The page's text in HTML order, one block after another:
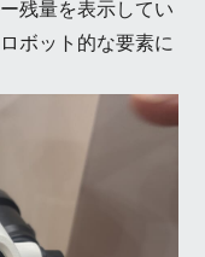
残量を表示してい
ボット的な要素に